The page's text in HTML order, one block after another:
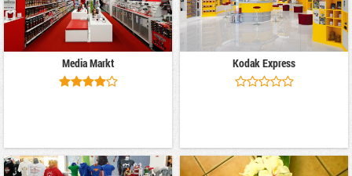
Media Markt Kodak Express